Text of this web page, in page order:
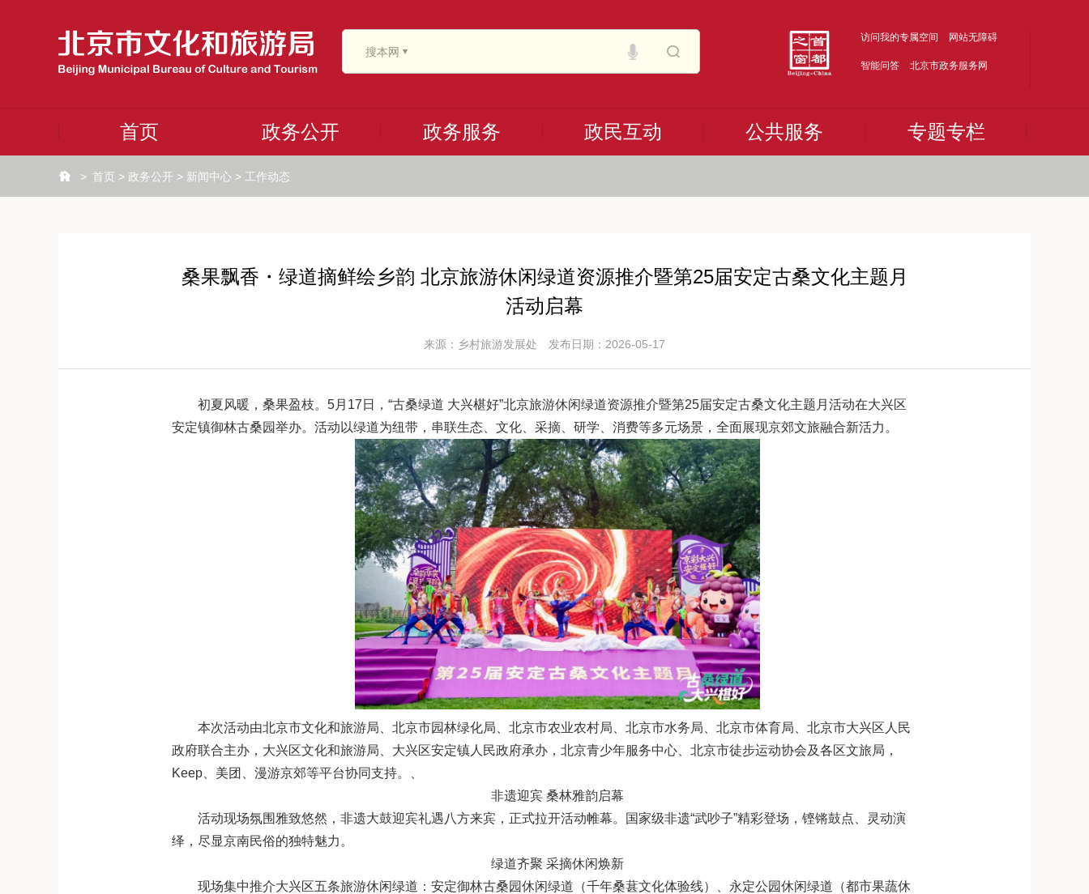
访问我的专属空间 网站无障碍
智能问答 北京市政务服务网
搜本网
首页 政务公开 政务服务 政民互动 公共服务 专题专栏
> 首页 > 政务公开 > 新闻中心 > 工作动态
桑果飘香・绿道摘鲜绘乡韵 北京旅游休闲绿道资源推介暨第25届安定古桑文化主题月
活动启幕
来源：乡村旅游发展处 发布日期：2026-05-17
初夏风暖，桑果盈枝。5月17日，“古桑绿道 大兴椹好”北京旅游休闲绿道资源推介暨第25届安定古桑文化主题月活动在大兴区
安定镇御林古桑园举办。活动以绿道为纽带，串联生态、文化、采摘、研学、消费等多元场景，全面展现京郊文旅融合新活力。
本次活动由北京市文化和旅游局、北京市园林绿化局、北京市农业农村局、北京市水务局、北京市体育局、北京市大兴区人民
政府联合主办，大兴区文化和旅游局、大兴区安定镇人民政府承办，北京青少年服务中心、北京市徒步运动协会及各区文旅局，
Keep、美团、漫游京郊等平台协同支持。、
非遗迎宾 桑林雅韵启幕
活动现场氛围雅致悠然，非遗大鼓迎宾礼遇八方来宾，正式拉开活动帷幕。国家级非遗“武吵子”精彩登场，铿锵鼓点、灵动演
绎，尽显京南民俗的独特魅力。
绿道齐聚 采摘休闲焕新
现场集中推介大兴区五条旅游休闲绿道：安定御林古桑园休闲绿道（千年桑葚文化体验线）、永定公园休闲绿道（都市果蔬休